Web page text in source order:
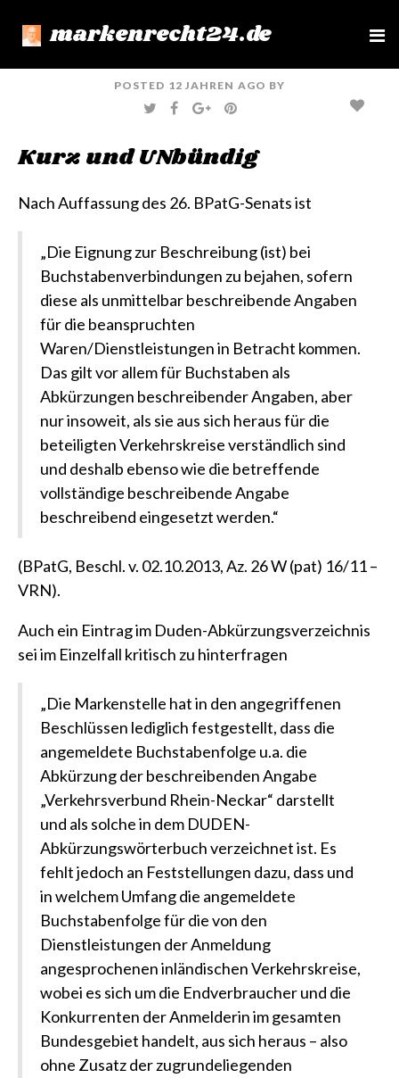
markenrecht24.de
e
POSTED 12 JAHREN AGO BY
T
W
T
E
F
A
B
O
G
O
L
E
P
I
E
R
Kurz und UNbündig
Nach Auffassung des 26. BPatG-Senats ist
„Die Eignung zur Beschreibung (ist) bei
Buchstabenverbindungen zu bejahen, sofern
diese als unmittelbar beschreibende Angaben
für die beanspruchten
Waren/Dienstleistungen in Betracht kommen.
Das gilt vor allem für Buchstaben als
Abkürzungen beschreibender Angaben, aber
nur insoweit, als sie aus sich heraus für die
beteiligten Verkehrskreise verständlich sind
und deshalb ebenso wie die betreffende
vollständige beschreibende Angabe
beschreibend eingesetzt werden.“
(BPatG, Beschl. v. 02.10.2013, Az. 26 W (pat) 16/11 –
VRN).
Auch ein Eintrag im Duden-Abkürzungsverzeichnis
sei im Einzelfall kritisch zu hinterfragen
„Die Markenstelle hat in den angegriffenen
Beschlüssen lediglich festgestellt, dass die
angemeldete Buchstabenfolge u.a. die
Abkürzung der beschreibenden Angabe
„Verkehrsverbund Rhein-Neckar“ darstellt
und als solche in dem DUDEN-
Abkürzungswörterbuch verzeichnet ist. Es
fehlt jedoch an Feststellungen dazu, dass und
in welchem Umfang die angemeldete
Buchstabenfolge für die von den
Dienstleistungen der Anmeldung
angesprochenen inländischen Verkehrskreise,
wobei es sich um die Endverbraucher und die
Konkurrenten der Anmelderin im gesamten
Bundesgebiet handelt, aus sich heraus – also
ohne Zusatz der zugrundeliegenden